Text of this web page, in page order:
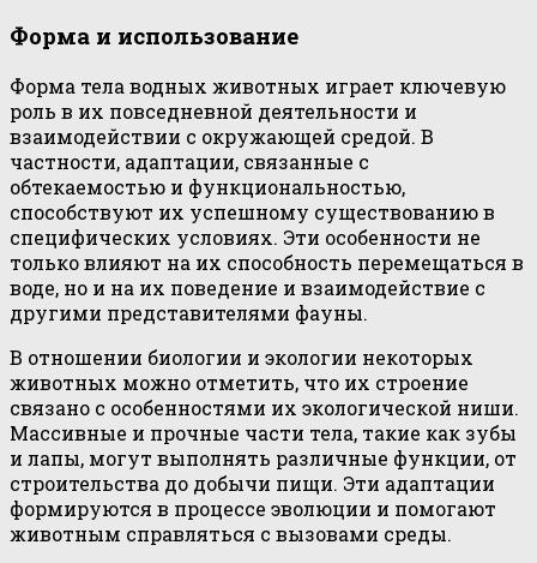
Форма и использование
Форма тела водных животных играет ключевую
роль в их повседневной деятельности и
взаимодействии с окружающей средой. В
частности, адаптации, связанные с
обтекаемостью и функциональностью,
способствуют их успешному существованию в
специфических условиях. Эти особенности не
только влияют на их способность перемещаться в
воде, но и на их поведение и взаимодействие с
другими представителями фауны.
В отношении биологии и экологии некоторых
животных можно отметить, что их строение
связано с особенностями их экологической ниши.
Массивные и прочные части тела, такие как зубы
и лапы, могут выполнять различные функции, от
строительства до добычи пищи. Эти адаптации
формируются в процессе эволюции и помогают
животным справляться с вызовами среды.